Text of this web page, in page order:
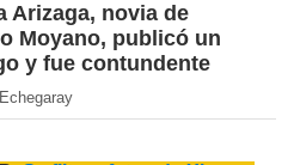
Arizaga, novia de
Moyano, publicó un
y fue contundente